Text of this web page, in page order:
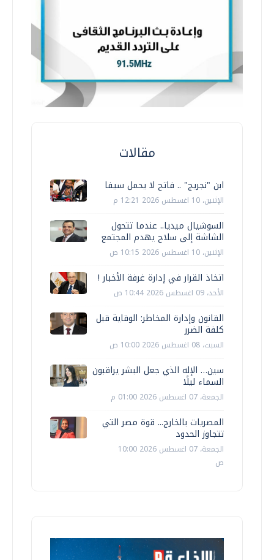
مقالات
ابن "نجريج" .. فاتح لا يحمل سيفا
الإثنين، 10 اغسطس 2026 12:21 م
السوشيال ميديا.. عندما تتحول
الشاشة إلى سلاح يهدم المجتمع
الإثنين، 10 اغسطس 2026 10:15 ص
اتخاذ القرار في إدارة غرفة الأخبار !
الأحد، 09 اغسطس 2026 10:44 ص
القانون وإدارة المخاطر: الوقاية قبل
كلفة الضرر
السبت، 08 اغسطس 2026 10:00 ص
سين… الإله الذي جعل البشر يراقبون
السماء ليلًا
الجمعة، 07 اغسطس 2026 01:00 م
المصريات بالخارج... قوة مصر التي
تتجاوز الحدود
الجمعة، 07 اغسطس 2026 10:00
ص